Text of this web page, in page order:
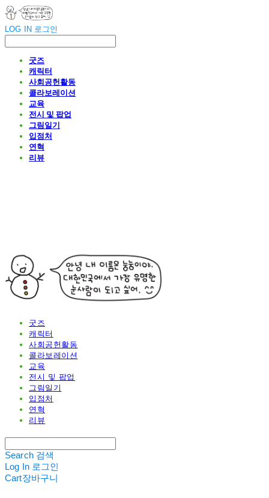
LOG IN 로그인
굿즈
캐릭터
사회공헌활동
콜라보레이션
교육
전시 및 팝업
그림일기
입점처
연혁
리뷰
굿즈
캐릭터
사회공헌활동
콜라보레이션
교육
전시 및 팝업
그림일기
입점처
연혁
리뷰
Search 검색
Log In 로그인
Cart장바구니